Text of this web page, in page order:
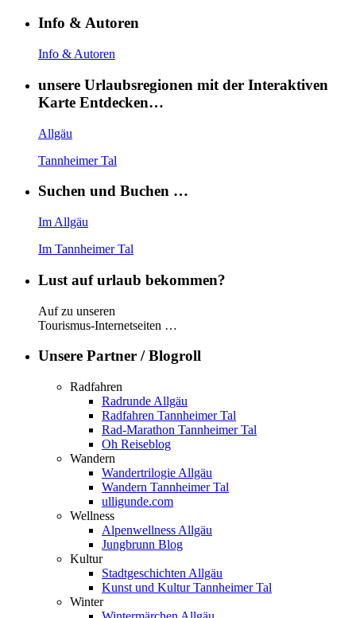
Info & Autoren
Info & Autoren
unsere Urlaubsregionen mit der Interaktiven
Karte Entdecken…
Allgäu
Tannheimer Tal
Suchen und Buchen …
Im Allgäu
Im Tannheimer Tal
Lust auf urlaub bekommen?
Auf zu unseren
Tourismus-Internetseiten …
Unsere Partner / Blogroll
Radfahren
Radrunde Allgäu
Radfahren Tannheimer Tal
Rad-Marathon Tannheimer Tal
Oh Reiseblog
Wandern
Wandertrilogie Allgäu
Wandern Tannheimer Tal
ulligunde.com
Wellness
Alpenwellness Allgäu
Jungbrunn Blog
Kultur
Stadtgeschichten Allgäu
Kunst und Kultur Tannheimer Tal
Winter